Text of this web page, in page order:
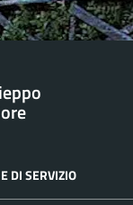
DI SERVIZIO